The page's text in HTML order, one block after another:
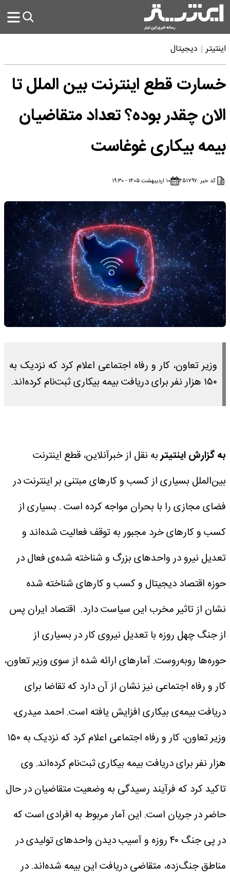
اینتیتر دیجیتال
خسارت قطع اینترنت بین الملل تا
الان چقدر بوده؟ تعداد متقاضیان
بیمه بیکاری غوغاست
کد خبر :۴۵۱۷۹۷ ۱۰ اردیبهشت ۱۴۰۵ - ۱۹:۳۰
وزیر تعاون، کار و رفاه اجتماعی اعلام کرد که نزدیک به
۱۵۰ هزار نفر برای دریافت بیمه بیکاری ثبت‌نام کرده‌اند.
به گزارش اینتیتربه نقل از خبرآنلاین، قطع اینترنت
بین‌الملل بسیاری از کسب و کارهای مبتنی بر اینترنت در
فضای مجازی را با بحران مواجه کرده است . بسیاری از
کسب و کارهای خرد مجبور به توقف فعالیت شده‌اند و
تعدیل نیرو در واحدهای بزرگ و شناخته شده‌ی فعال در
حوزه اقتصاد دیجیتال و کسب و کارهای شناخته شده
نشان از تاثیر مخرب این سیاست دارد. اقتصاد ایران پس
از جنگ چهل روزه با تعدیل نیروی کار در بسیاری از
حوره‌ها روبه‌روست. آمارهای ارائه شده از سوی وزیر تعاون،
کار و رفاه اجتماعی نیز نشان از آن دارد که تقاضا برای
دریافت بیمه‌ی بیکاری افزایش یافته است. احمد میدری،
وزیر تعاون، کار و رفاه اجتماعی اعلام کرد که نزدیک به ۱۵۰
هزار نفر برای دریافت بیمه بیکاری ثبت‌نام کرده‌اند. وی
تاکید کرد که فرآیند رسیدگی به وضعیت متقاضیان در حال
حاضر در جریان است. این آمار مربوط به افرادی است که
در پی جنگ ۴۰ روزه و آسیب دیدن واحدهای تولیدی در
مناطق جنگ‌زده، متقاضی دریافت این بیمه شده‌اند. در